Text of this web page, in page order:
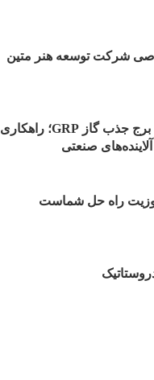
شرکت توسعه هنر متین
رونمایی و اجرای برج جذب گاز GRP؛ راهکاری
صنعتی
راه حل شماست